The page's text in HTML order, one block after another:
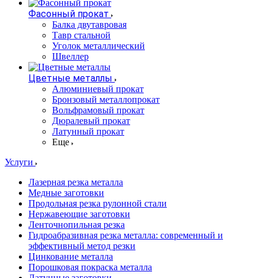
Фасонный прокат
Балка двутавровая
Тавр стальной
Уголок металлический
Швеллер
Цветные металлы
Алюминиевый прокат
Бронзовый металлопрокат
Вольфрамовый прокат
Дюралевый прокат
Латунный прокат
Еще
Услуги
Лазерная резка металла
Медные заготовки
Продольная резка рулонной стали
Нержавеющие заготовки
Ленточнопильная резка
Гидроабразивная резка металла: современный и
эффективный метод резки
Цинкование металла
Порошковая покраска металла